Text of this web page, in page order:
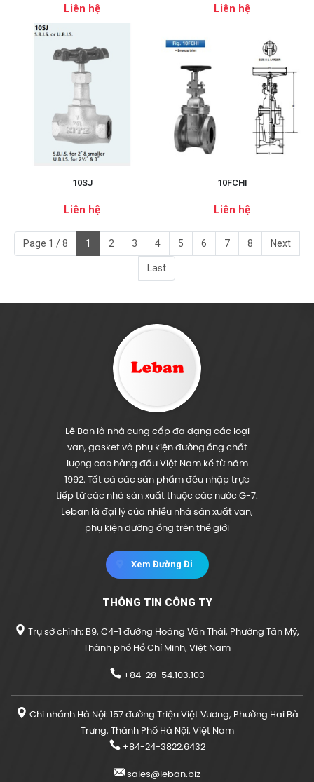
Liên hệ Liên hệ
10SJ
Liên hệ
10FCHI
Liên hệ
Page 1 / 8 1 2 3 4 5 6 7 8 Next
Last
Lê Ban là nhà cung cấp đa dạng các loại
van, gasket và phụ kiện đường ống chất
lượng cao hàng đầu Việt Nam kể từ năm
1992. Tất cả các sản phẩm đều nhập trực
tiếp từ các nhà sản xuất thuộc các nước G-7.
Leban là đại lý của nhiều nhà sản xuất van,
phụ kiện đường ống trên thế giới
Xem Đường Đi
THÔNG TIN CÔNG TY
Trụ sở chính: B9, C4-1 đường Hoàng Văn Thái, Phường Tân Mỹ,
Thành phố Hồ Chí Minh, Việt Nam
+84-28-54.103.103
Chi nhánh Hà Nội: 157 đường Triệu Việt Vương, Phường Hai Bà
Trưng, Thành Phố Hà Nội, Việt Nam
+84-24-3822.6432
sales@leban.biz